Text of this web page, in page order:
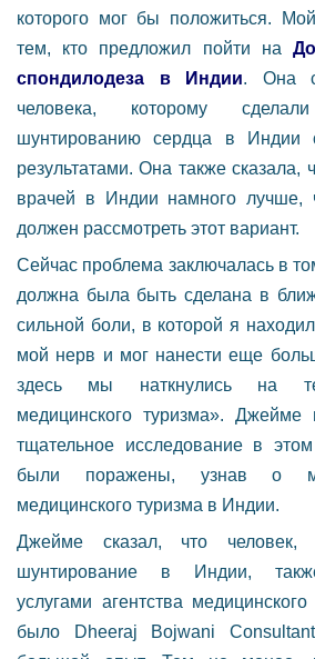
которого мог бы положиться.
тем, кто предложил пойти на
спондилодеза в Индии. Она
человека, которому
шунтированию сердца в Индии
результатами. Она также сказала,
врачей в Индии намного
должен рассмотреть этот вариант.
Сейчас проблема заключалась в
должна была быть сделана в
сильной боли, в которой я
мой нерв и мог нанести еще
здесь мы наткнулись на
медицинского туризма».
тщательное исследование в
были поражены, узнав о
медицинского туризма в Индии.
Джейме сказал, что человек,
шунтирование в Индии,
услугами агентства
было Dheeraj Bojwani